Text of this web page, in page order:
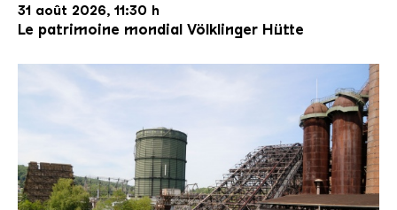
31 août 2026, 11:30 h
Le patrimoine mondial Völklinger Hütte